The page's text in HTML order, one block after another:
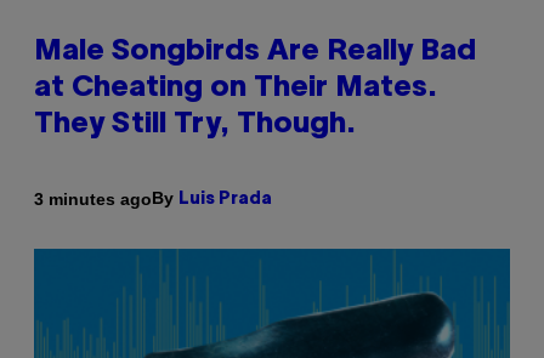
Male Songbirds Are Really Bad
at Cheating on Their Mates.
They Still Try, Though.
3 minutes agoBy Luis Prada